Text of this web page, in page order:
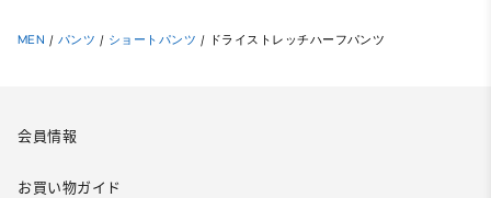
MEN / パンツ / ショートパンツ / ドライストレッチハーフパンツ
会員情報
お買い物ガイド